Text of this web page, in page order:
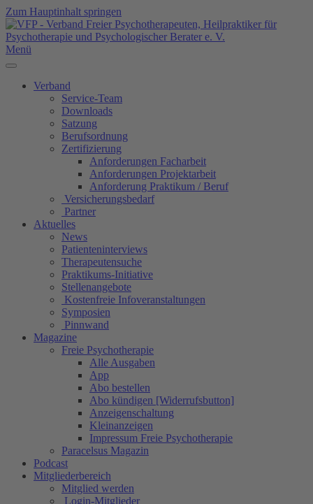
Zum Hauptinhalt springen
Menü
Verband
Service-Team
Downloads
Satzung
Berufsordnung
Zertifizierung
Anforderungen Facharbeit
Anforderungen Projektarbeit
Anforderung Praktikum / Beruf
Versicherungsbedarf
Partner
Aktuelles
News
Patienteninterviews
Therapeutensuche
Praktikums-Initiative
Stellenangebote
Kostenfreie Infoveranstaltungen
Symposien
Pinnwand
Magazine
Freie Psychotherapie
Alle Ausgaben
App
Abo bestellen
Abo kündigen [Widerrufsbutton]
Anzeigenschaltung
Kleinanzeigen
Impressum Freie Psychotherapie
Paracelsus Magazin
Podcast
Mitgliederbereich
Mitglied werden
Login-Mitglieder